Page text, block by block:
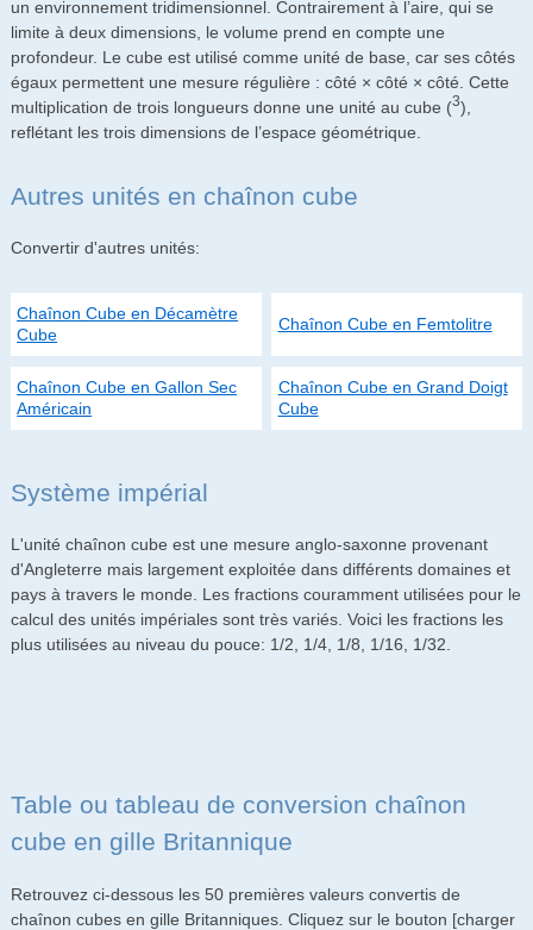
un environnement tridimensionnel. Contrairement à l’aire, qui se
limite à deux dimensions, le volume prend en compte une
profondeur. Le cube est utilisé comme unité de base, car ses côtés
égaux permettent une mesure régulière : côté × côté × côté. Cette
multiplication de trois longueurs donne une unité au cube (3),
reflétant les trois dimensions de l’espace géométrique.
Autres unités en chaînon cube
Convertir d'autres unités:
Chaînon Cube en Décamètre
Cube
Chaînon Cube en Femtolitre
Chaînon Cube en Gallon Sec
Américain
Chaînon Cube en Grand Doigt
Cube
Système impérial
L'unité chaînon cube est une mesure anglo-saxonne provenant
d'Angleterre mais largement exploitée dans différents domaines et
pays à travers le monde. Les fractions couramment utilisées pour le
calcul des unités impériales sont très variés. Voici les fractions les
plus utilisées au niveau du pouce: 1/2, 1/4, 1/8, 1/16, 1/32.
Table ou tableau de conversion chaînon
cube en gille Britannique
Retrouvez ci-dessous les 50 premières valeurs convertis de
chaînon cubes en gille Britanniques. Cliquez sur le bouton [charger